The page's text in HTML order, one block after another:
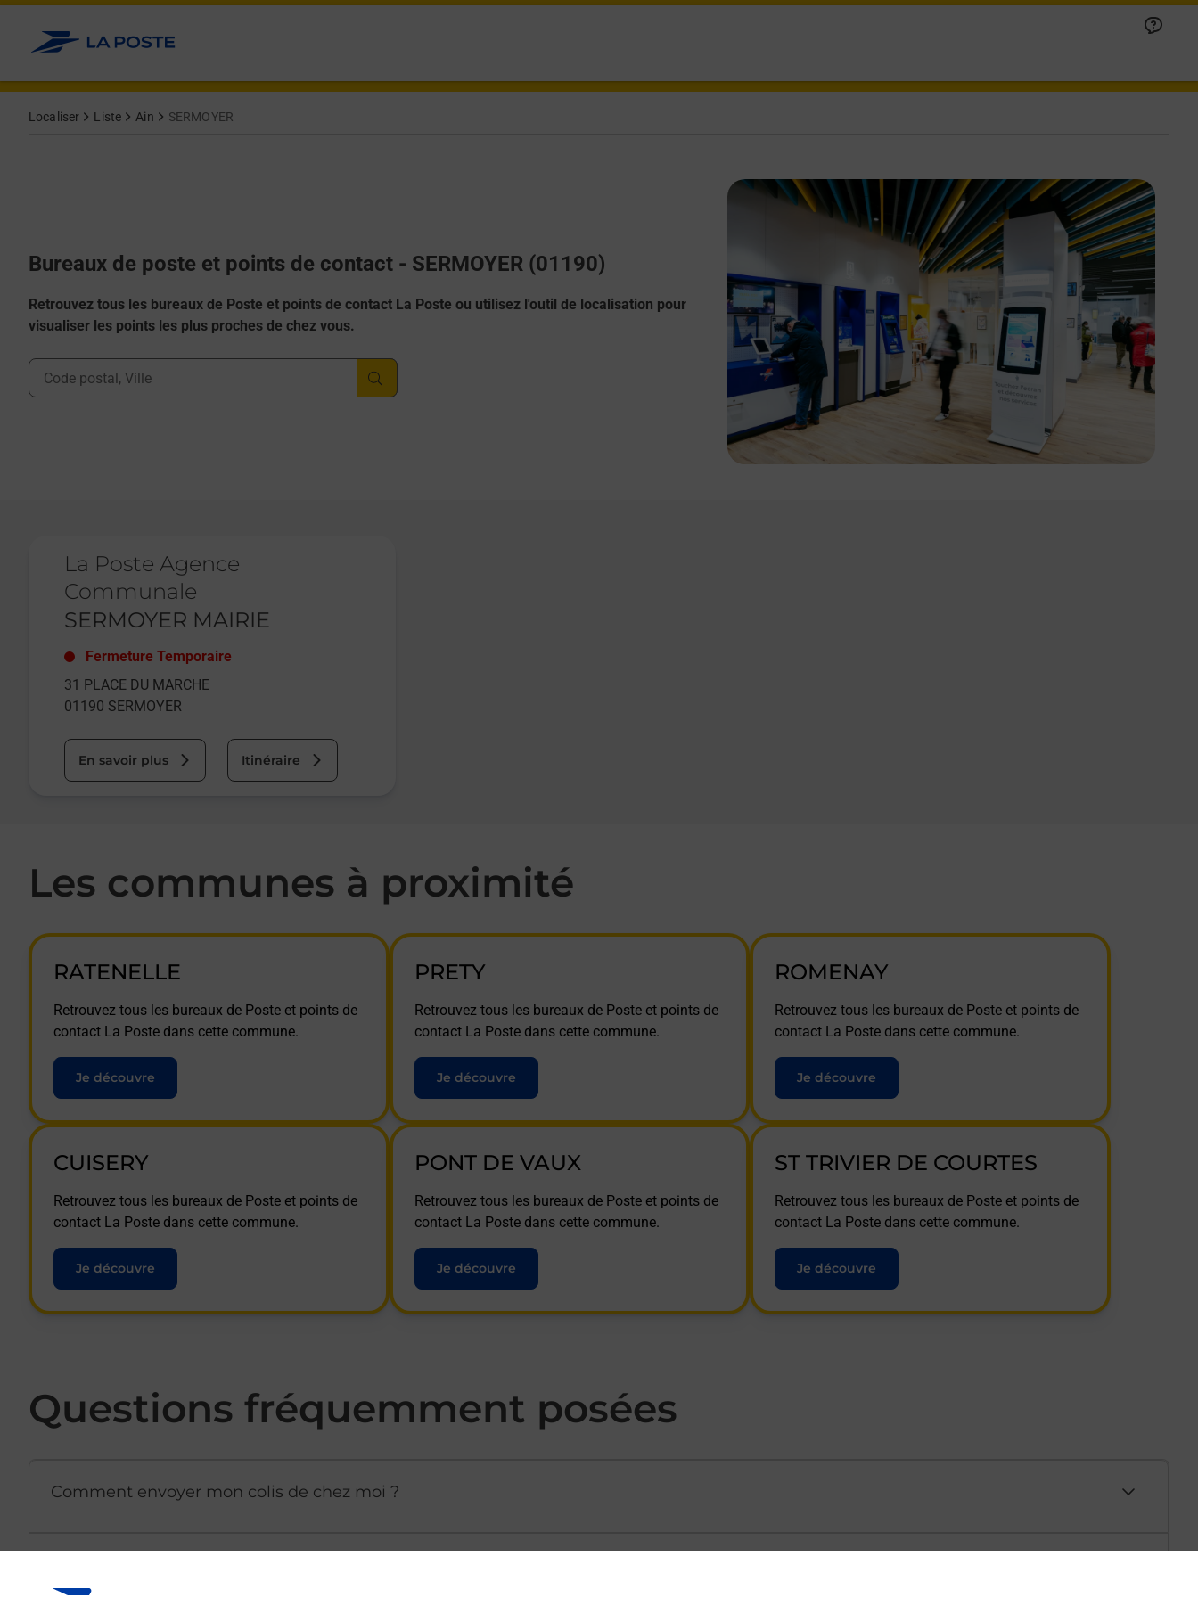
Allez au contenu
Localiser Liste Ain SERMOYER
Bureaux de poste et points de contact - SERMOYER (01190)
Retrouvez tous les bureaux de Poste et points de contact La Poste ou utilisez l'outil de localisation pour
visualiser les points les plus proches de chez vous.
Ville, Département, Code Postal
La Poste Agence
Communale
SERMOYER MAIRIE
Fermeture Temporaire
31 PLACE DU MARCHE
01190 SERMOYER
En savoir plus Itinéraire
Les communes à proximité
RATENELLE
Retrouvez tous les bureaux de Poste et points de
contact La Poste dans cette commune.
Je découvre
PRETY
Retrouvez tous les bureaux de Poste et points de
contact La Poste dans cette commune.
Je découvre
ROMENAY
Retrouvez tous les bureaux de Poste et points de
contact La Poste dans cette commune.
Je découvre
CUISERY
Retrouvez tous les bureaux de Poste et points de
contact La Poste dans cette commune.
Je découvre
PONT DE VAUX
Retrouvez tous les bureaux de Poste et points de
contact La Poste dans cette commune.
Je découvre
ST TRIVIER DE COURTES
Retrouvez tous les bureaux de Poste et points de
contact La Poste dans cette commune.
Je découvre
Questions fréquemment posées
Comment envoyer mon colis de chez moi ?
Afficher ou masquer la réponse
Afficher ou masquer la réponse
Afficher ou masquer la réponse
Afficher ou masquer la réponse
Afficher ou masquer la réponse